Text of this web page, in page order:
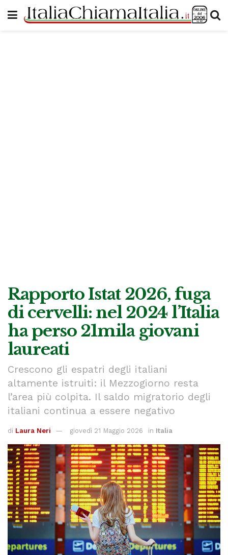
Rapporto Istat 2026, fuga
di cervelli: nel 2024 l’Italia
ha perso 21mila giovani
laureati
Crescono gli espatri degli italiani
altamente istruiti: il Mezzogiorno resta
l’area più colpita. Il saldo migratorio degli
italiani continua a essere negativo
di Laura Neri giovedì 21 Maggio 2026 in Italia